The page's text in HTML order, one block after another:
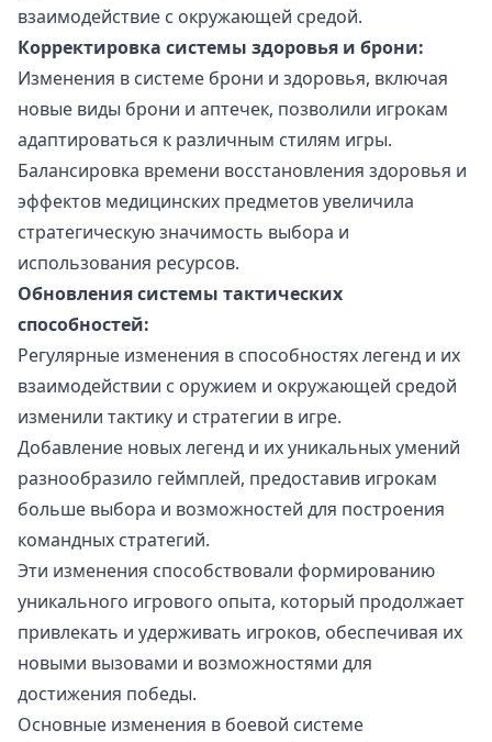
взаимодействие с окружающей средой.
Корректировка системы здоровья и брони:
Изменения в системе брони и здоровья, включая
новые виды брони и аптечек, позволили игрокам
адаптироваться к различным стилям игры.
Балансировка времени восстановления здоровья и
эффектов медицинских предметов увеличила
стратегическую значимость выбора и
использования ресурсов.
Обновления системы тактических
способностей:
Регулярные изменения в способностях легенд и их
взаимодействии с оружием и окружающей средой
изменили тактику и стратегии в игре.
Добавление новых легенд и их уникальных умений
разнообразило геймплей, предоставив игрокам
больше выбора и возможностей для построения
командных стратегий.
Эти изменения способствовали формированию
уникального игрового опыта, который продолжает
привлекать и удерживать игроков, обеспечивая их
новыми вызовами и возможностями для
достижения победы.
Основные изменения в боевой системе